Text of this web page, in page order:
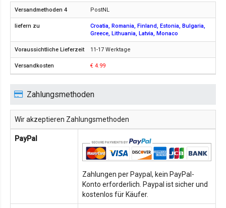
PostNL
Croatia, Romania, Finland, Estonia, Bulgaria,
Greece, Lithuania, Latvia, Monaco
11-17 Werktage
€ 4.99
Zahlungsmethoden
Wir akzeptieren Zahlungsmethoden
PayPal
Zahlungen per Paypal, kein PayPal-
Konto erforderlich. Paypal ist sicher und
kostenlos für Käufer.